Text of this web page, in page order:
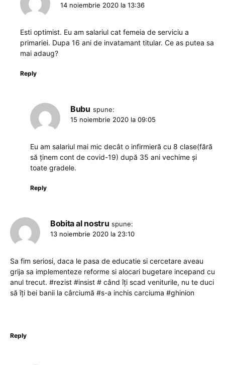
14 noiembrie 2020 la 13:36
Esti optimist. Eu am salariul cat femeia de serviciu a
primariei. Dupa 16 ani de invatamant titular. Ce as putea sa
mai adaug?
Reply
Bubu spune:
15 noiembrie 2020 la 09:05
Eu am salariul mai mic decât o infirmieră cu 8 clase(fără
să ținem cont de covid-19) după 35 ani vechime și
toate gradele.
Reply
Bobita al nostru spune:
13 noiembrie 2020 la 23:10
Sa fim seriosi, daca le pasa de educatie si cercetare aveau
grija sa implementeze reforme si alocari bugetare incepand cu
anul trecut. #rezist #insist # când îți scad veniturile, nu te duci
să îți bei banii la cârciumă #s-a inchis carciuma #ghinion
Reply